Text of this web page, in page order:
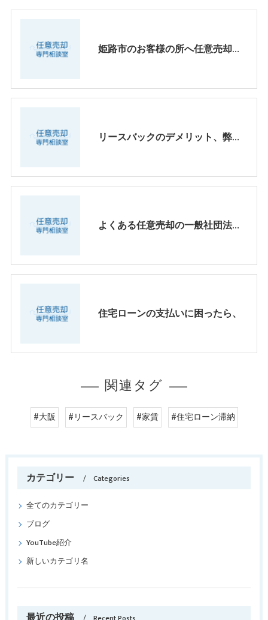
姫路市のお客様の所へ任意売却のご相談、オーバーローンによる購入
リースバックのデメリット、弊社のリースバックについて【大阪・兵庫・京都】
よくある任意売却の一般社団法人とは？？
住宅ローンの支払いに困ったら、
関連タグ
#大阪 #リースバック #家賃 #住宅ローン滞納
カテゴリー Categories
全てのカテゴリー
ブログ
YouTube紹介
新しいカテゴリ名